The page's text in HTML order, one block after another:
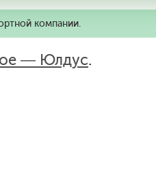
компании.
— Юлдус.